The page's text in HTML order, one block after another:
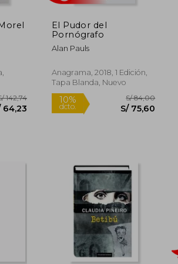
El Pudor del
Pornógrafo
Alan Pauls
Anagrama, 2018, 1 Edición,
Tapa Blanda, Nuevo